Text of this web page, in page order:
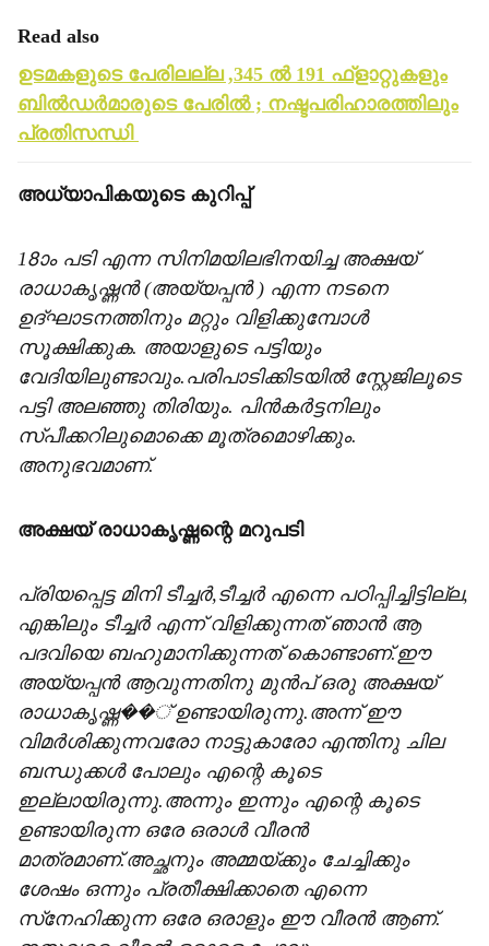
Read also
ഉടമകളുടെ പേരിലല്ല ,345 ല്‍ 191 ഫ്‌ളാറ്റുകളും
ബില്‍ഡര്‍മാരുടെ പേരില്‍ ; നഷ്ടപരിഹാരത്തിലും
പ്രതിസന്ധി
അധ്യാപികയുടെ കുറിപ്പ്
18ാം പടി എന്ന സിനിമയിലഭിനയിച്ച അക്ഷയ്
രാധാകൃഷ്ണന്‍ (അയ്യപ്പന്‍ ) എന്ന നടനെ
ഉദ്ഘാടനത്തിനും മറ്റും വിളിക്കുമ്പോള്‍
സൂക്ഷിക്കുക. അയാളുടെ പട്ടിയും
വേദിയിലുണ്ടാവും.പരിപാടിക്കിടയില്‍ സ്റ്റേജിലൂടെ
പട്ടി അലഞ്ഞു തിരിയും. പിന്‍കര്‍ട്ടനിലും
സ്പീക്കറിലുമൊക്കെ മൂത്രമൊഴിക്കും.
അനുഭവമാണ്.
അക്ഷയ് രാധാകൃഷ്ണന്റെ മറുപടി
പ്രിയപ്പെട്ട മിനി ടീച്ചര്‍,ടീച്ചര്‍ എന്നെ പഠിപ്പിച്ചിട്ടില്ല,
എങ്കിലും ടീച്ചര്‍ എന്ന് വിളിക്കുന്നത് ഞാന്‍ ആ
പദവിയെ ബഹുമാനിക്കുന്നത് കൊണ്ടാണ്.ഈ
അയ്യപ്പന്‍ ആവുന്നതിനു മുന്‍പ് ഒരു അക്ഷയ്
രാധാകൃഷ്ണ��്‍ ഉണ്ടായിരുന്നു.അന്ന് ഈ
വിമര്‍ശിക്കുന്നവരോ നാട്ടുകാരോ എന്തിനു ചില
ബന്ധുക്കള്‍ പോലും എന്റെ കൂടെ
ഇല്ലായിരുന്നു.അന്നും ഇന്നും എന്റെ കൂടെ
ഉണ്ടായിരുന്ന ഒരേ ഒരാള്‍ വീരന്‍
മാത്രമാണ്.അച്ഛനും അമ്മയ്ക്കും ചേച്ചിക്കും
ശേഷം ഒന്നും പ്രതീക്ഷിക്കാതെ എന്നെ
സ്‌നേഹിക്കുന്ന ഒരേ ഒരാളും ഈ വീരന്‍ ആണ്.